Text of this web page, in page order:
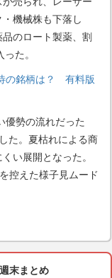
機械株も下落し
のロート製薬、割
た。
の銘柄は？ 有料版
優勢の流れだった
た。夏枯れによる商
い展開となった。
控えた様子見ムード
末まとめ